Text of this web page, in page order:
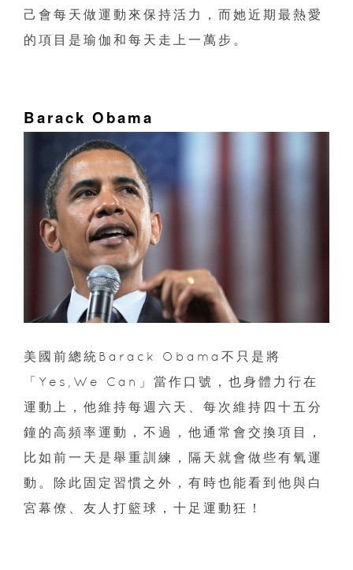
己會每天做運動來保持活力，而她近期最熱愛
的項目是瑜伽和每天走上一萬步。
Barack Obama
美國前總統Barack Obama不只是將
「Yes,We Can」當作口號，也身體力行在
運動上，他維持每週六天、每次維持四十五分
鐘的高頻率運動，不過，他通常會交換項目，
比如前一天是舉重訓練，隔天就會做些有氧運
動。除此固定習慣之外，有時也能看到他與白
宮幕僚、友人打籃球，十足運動狂！